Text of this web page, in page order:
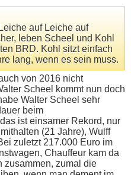
auf Leiche auf
leben Scheel und Kohl
BRD. Kohl sitzt einfach
lang, wenn es sein muss.
von 2016 nicht
Scheel kommt nun doch
Walter Scheel sehr
beim
ist einsamer Rekord, nur
(21 Jahre), Wulff
zuletzt 217.000 Euro im
Chauffeur kam da
zusammen, zumal die